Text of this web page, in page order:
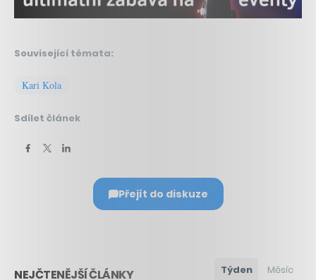
Související témata:
Kari Kola
Sdílet článek
Přejít do diskuze
NEJČTENĚJŠÍ ČLÁNKY Týden Měsíc